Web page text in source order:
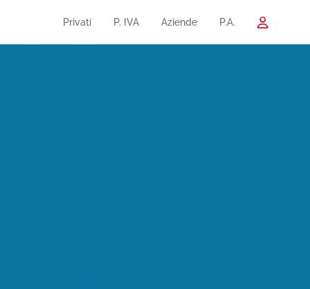
Privati P. IVA Aziende P.A.